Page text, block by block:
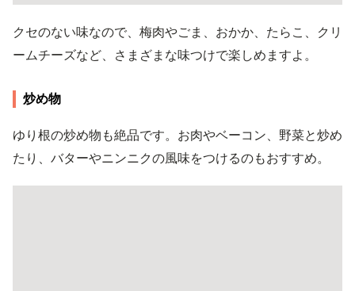
クセのない味なので、梅肉やごま、おかか、たらこ、クリ
ームチーズなど、さまざまな味つけで楽しめますよ。
炒め物
ゆり根の炒め物も絶品です。お肉やベーコン、野菜と炒め
たり、バターやニンニクの風味をつけるのもおすすめ。